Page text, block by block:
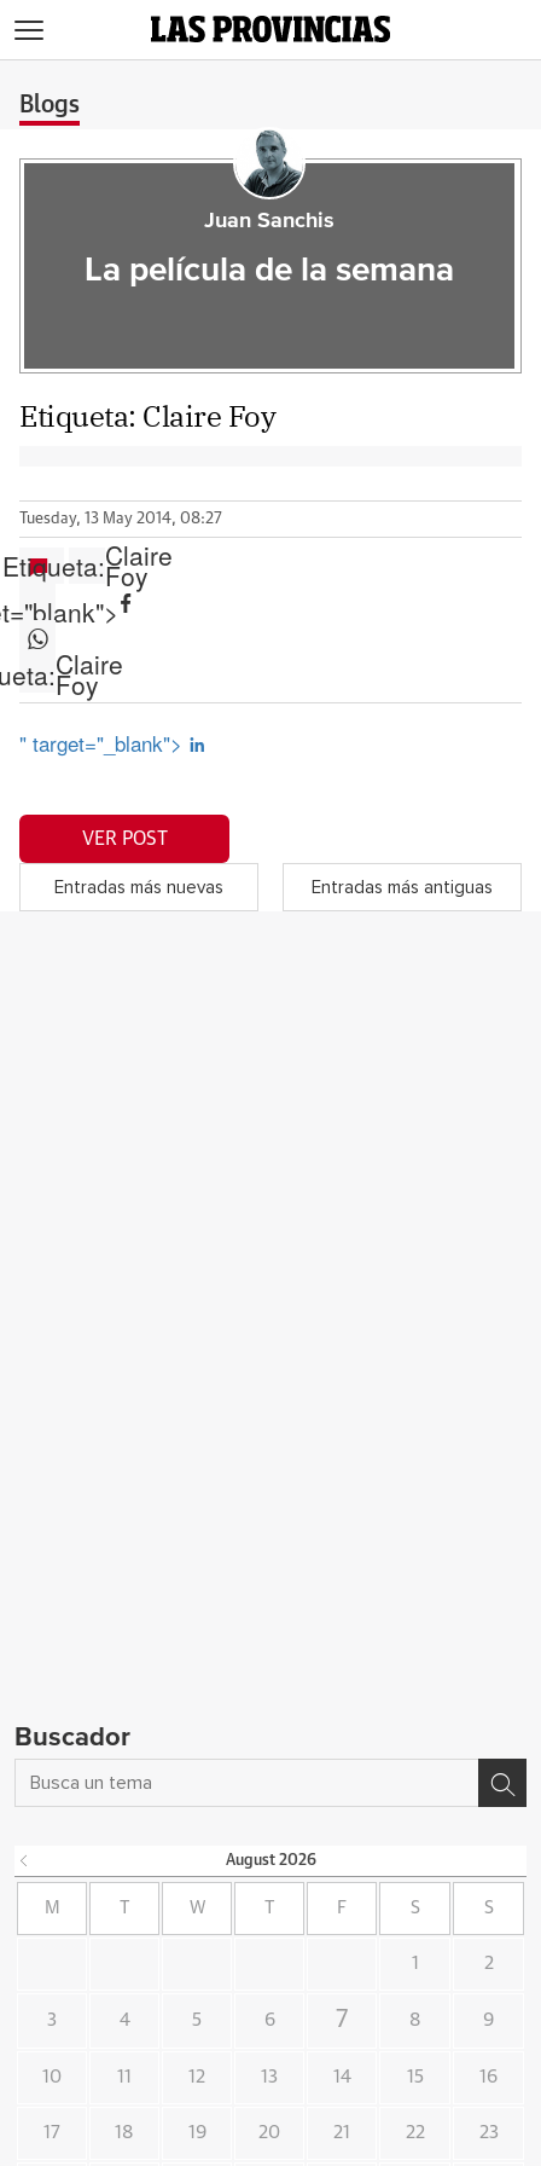
Blogs
Juan Sanchis
La película de la semana
Etiqueta: Claire Foy
Tuesday, 13 May 2014, 08:27
Etiqueta:Claire
Foy
Claire
Foy
" target="_blank">
VER POST
Entradas más nuevas Entradas más antiguas
Buscador
August 2026
M W F S S
1 2
3 4 5 6 7 8 9
10 11 12 13 14 15 16
17 18 19 20 21 22 23